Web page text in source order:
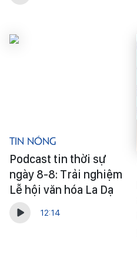
Tin Nóng
Podcast tin thời sự
ngày 8-8: Trải nghiệm
Lễ hội văn hóa La Dạ
12:14